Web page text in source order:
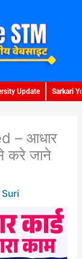
Update Sarkari
– आधार
करे जाने
Suri